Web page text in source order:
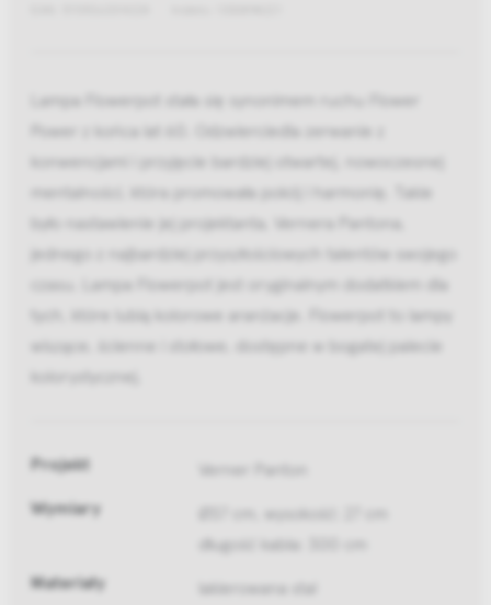
Lampa Flowerpot stała się synonimem ruchu Flower
Power z końca lat 60. Odzwierciedla zerwanie z
konwencjami i przyjęcie bardziej otwartej, nowoczesnej
mentalności, która promowała pokój i harmonię. Takie
było nastawienie jej projektanta, Vernera Pantona,
jednego z najbardziej przyszłościowych talentów swojego
czasu. Lampa Flowerpot jest oryginalnym dodatkiem dla
tych, które lubią kolorowe aranżacje. Flowerpot to lampy
wiszące, ścienne i stołowe, dostępne w bogatej palecie
kolorystycznej.
Projekt Verner Panton
Wymiary
Ø37 cm, wysokość: 27 cm
długość kabla: 300 cm
Materiały lakierowana stal